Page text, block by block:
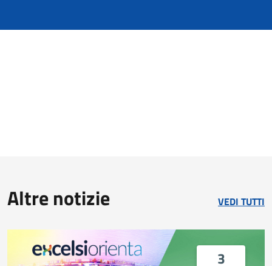
Altre notizie VEDI TUTTI
3